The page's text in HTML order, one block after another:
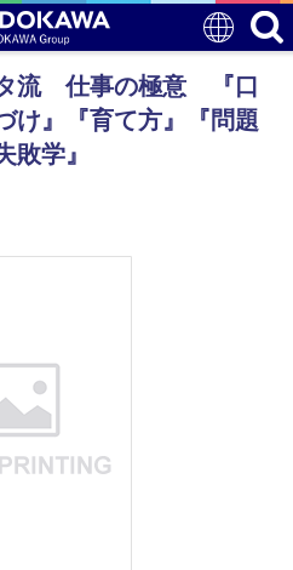
タ流 仕事の極意 『口
け』『育て方』『問題
敗学』